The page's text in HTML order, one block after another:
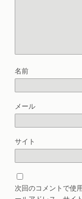
名前
メール
サイト
次回のコメントで使